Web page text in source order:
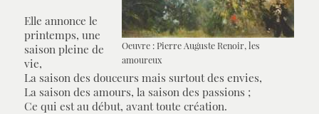
Oeuvre : Pierre Auguste Renoir, les
amoureux
Elle annonce le
printemps, une
saison pleine de
vie,
La saison des douceurs mais surtout des envies,
La saison des amours, la saison des passions ;
Ce qui est au début, avant toute création.